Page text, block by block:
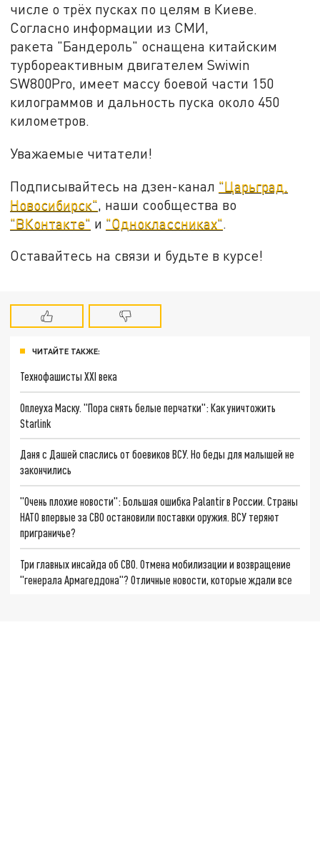
числе о трёх пусках по целям в Киеве.
Согласно информации из СМИ,
ракета "Бандероль" оснащена китайским
турбореактивным двигателем Swiwin
SW800Pro, имеет массу боевой части 150
килограммов и дальность пуска около 450
километров.
Уважаемые читатели!
Подписывайтесь на дзен-канал "Царьград.
Новосибирск" , наши сообщества во
"ВКонтакте" и "Одноклассниках"
Оставайтесь на связи и будьте в курсе!
ЧИТАЙТЕ ТАКЖЕ:
Технофашисты XXI века
Оплеуха Маску. "Пора снять белые перчатки": Как уничтожить
Starlink
Даня с Дашей спаслись от боевиков ВСУ. Но беды для малышей не
закончились
"Очень плохие новости": Большая ошибка Palantir в России. Страны
НАТО впервые за СВО остановили поставки оружия. ВСУ теряют
приграничье?
Три главных инсайда об СВО. Отмена мобилизации и возвращение
"генерала Армагеддона"? Отличные новости, которые ждали все